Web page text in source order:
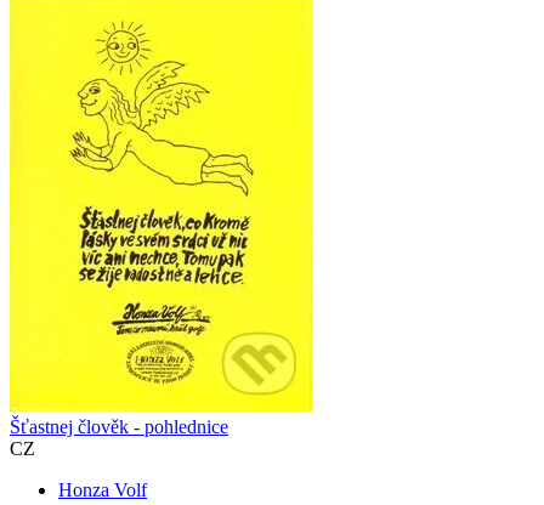
Šťastnej člověk - pohlednice
CZ
Honza Volf